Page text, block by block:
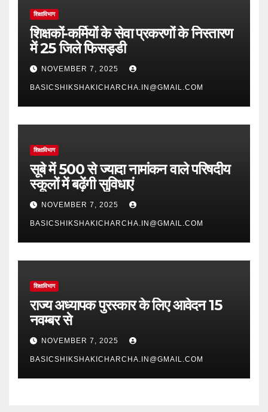
शिक्षाविभाग
शिक्षकों-कर्मियों के सेवा प्रकरणों के निस्तारण
में 25 जिले फिसड्डी
NOVEMBER 7, 2025
BASICSHIKSHAKICHARCHA.IN@GMAIL.COM
शिक्षाविभाग
सूबे में 500 से ज्यादा नामांकन वाले परिषदीय
स्कूलों में बढ़ेंगी सुविधाएं
NOVEMBER 7, 2025
BASICSHIKSHAKICHARCHA.IN@GMAIL.COM
शिक्षाविभाग
राज्य अध्यापक पुरस्कार के लिए आवेदन 15
नवम्बर से
NOVEMBER 7, 2025
BASICSHIKSHAKICHARCHA.IN@GMAIL.COM